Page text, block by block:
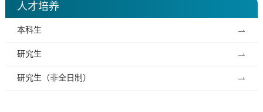
人才培养
本科生
研究生
研究生（非全日制）